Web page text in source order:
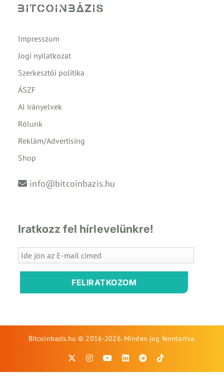
Impresszum
Jogi nyilatkozat
Szerkesztői politika
ÁSZF
AI irányelvek
Rólunk
Reklám/Advertising
Shop
info@bitcoinbazis.hu
Iratkozz fel hírlevelünkre!
FELIRATKOZOM
Bitcoinbazis.hu © 2016-2026. Minden jog fenntartva.